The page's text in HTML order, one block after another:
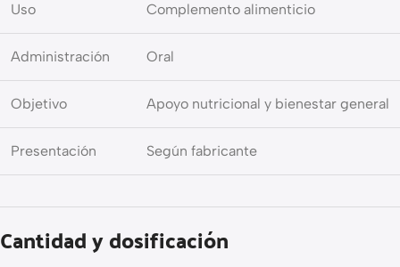
Uso Complemento alimenticio
Administración Oral
Objetivo Apoyo nutricional y bienestar general
Presentación Según fabricante
Cantidad y dosificación